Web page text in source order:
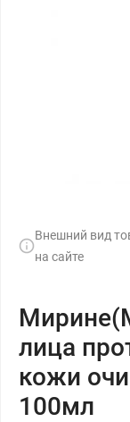
Внешний вид
на сайте
лица
кожи
100мл